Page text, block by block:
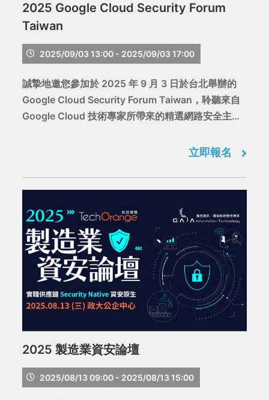
2025 Google Cloud Security Forum
Taiwan
2025/09/03 13:00 - 2025/09/03 17:00
誠摯地邀您參加於 2025 年 9 月 3 日於台北舉辦的
Google Cloud Security Forum Taiwan，聆聽來自
Google Cloud 技術專家所帶來的精選網路安全主題
開發者社群，我們期待與您齊聚一堂，一同探索網路
立即報名
2025 製造業資安論壇
2025/08/13 09:00 - 2025/08/13 15:00